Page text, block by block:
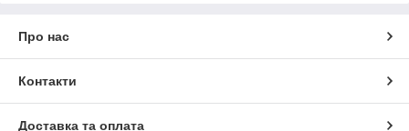
Про нас
Контакти
Доставка та оплата